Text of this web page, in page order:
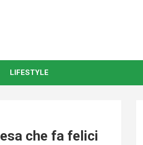
LIFESTYLE
che fa felici